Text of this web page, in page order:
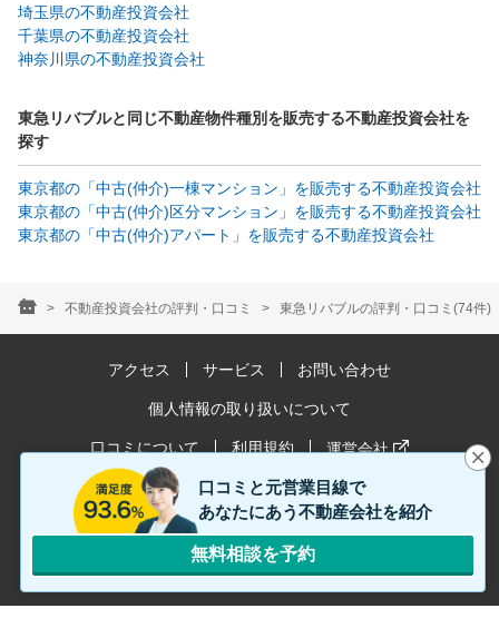
埼玉県の不動産投資会社
千葉県の不動産投資会社
神奈川県の不動産投資会社
東急リバブルと同じ不動産物件種別を販売する不動産投資会社を
探す
東京都の「中古(仲介)一棟マンション」を販売する不動産投資会社
東京都の「中古(仲介)区分マンション」を販売する不動産投資会社
東京都の「中古(仲介)アパート」を販売する不動産投資会社
口コミと元営業目線で
あなたにあう不動産会社を紹介
無料相談を予約
不動産投資会社の評判・口コミ 東急リバブルの評判・口コミ(74件)
アクセス サービス お問い合わせ
個人情報の取り扱いについて
口コミについて 利用規約 運営会社
お客様満足度は2024年1月〜12月時点の情報です。
© 2018-2026 PHIL LIFE